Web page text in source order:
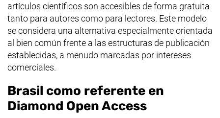
artículos científicos son accesibles de forma gratuita
tanto para autores como para lectores. Este modelo
se considera una alternativa especialmente orientada
al bien común frente a las estructuras de publicación
establecidas, a menudo marcadas por intereses
comerciales.
Brasil como referente en
Diamond Open Access